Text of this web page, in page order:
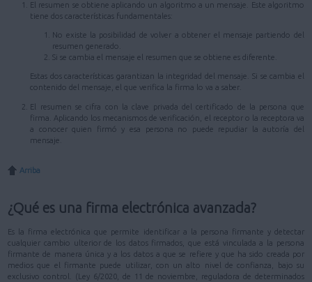
El resumen se obtiene aplicando un algoritmo a un mensaje. Este algoritmo
tiene dos características fundamentales:
No existe la posibilidad de volver a obtener el mensaje partiendo del
resumen generado.
Si se cambia el mensaje el resumen que se obtiene es diferente.
Estas dos características garantizan la integridad del mensaje. Si se cambia el
contenido del mensaje, el que verifica la firma lo va a saber.
El resumen se cifra con la clave privada del certificado de la persona que
firma. Aplicando los mecanismos de verificación, el receptor o la receptora va
a conocer quien firmó y esa persona no puede repudiar la autoría del
mensaje.
Arriba
¿Qué es una firma electrónica avanzada?
Es la firma electrónica que permite identificar a la persona firmante y detectar
cualquier cambio ulterior de los datos firmados, que está vinculada a la persona
firmante de manera única y a los datos a que se refiere y que ha sido creada por
medios que el firmante puede utilizar, con un alto nivel de confianza, bajo su
exclusivo control. (Ley 6/2020, de 11 de noviembre, reguladora de determinados